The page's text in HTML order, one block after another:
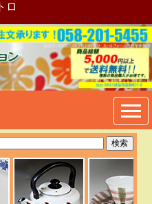
ロ
プ食器生活雑
リマート